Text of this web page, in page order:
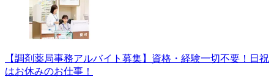
【調剤薬局事務アルバイト募集】資格・経験一切不要！日祝
はお休みのお仕事！